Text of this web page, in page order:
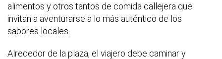
alimentos y otros tantos de comida callejera que
invitan a aventurarse a lo más auténtico de los
sabores locales.
Alrededor de la plaza, el viajero debe caminar y